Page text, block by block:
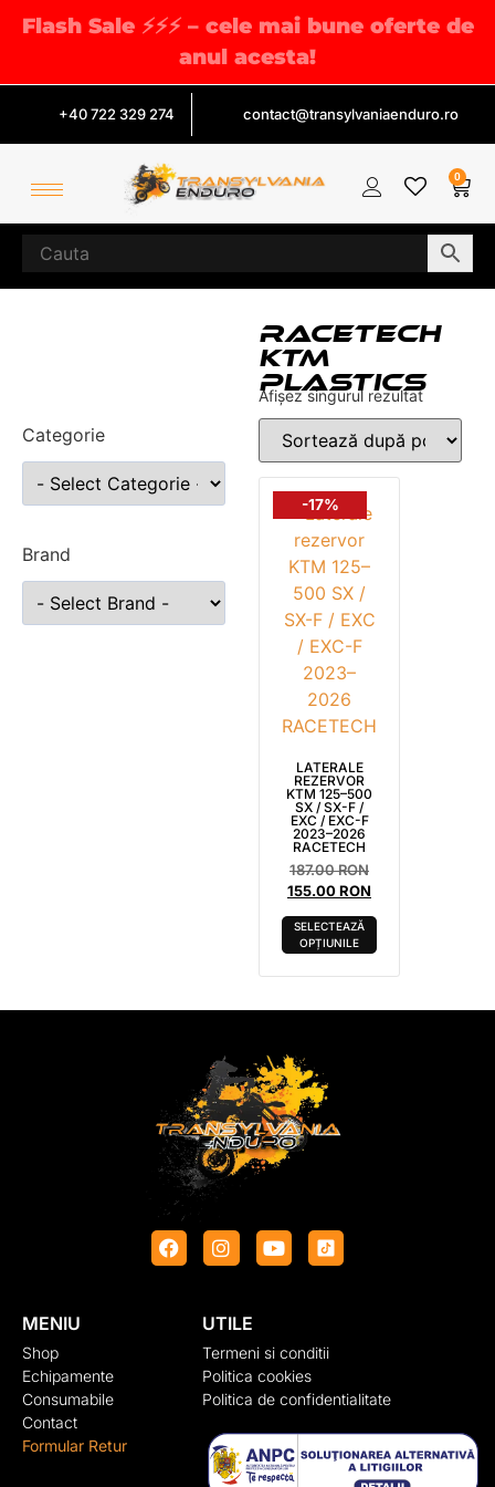
Flash Sale ⚡⚡⚡ – cele mai bune oferte de
anul acesta!
+40 722 329 274 contact@transylvaniaenduro.ro
0
Categorie
Brand
RACETECH
KTM
PLASTICS
Afișez singurul rezultat
-17%
LATERALE
REZERVOR
KTM 125–500
SX / SX-F /
EXC / EXC-F
2023–2026
RACETECH
187.00RON
155.00RON
SELECTEAZĂ
OPȚIUNILE
MENIU
Shop
Echipamente
Consumabile
Contact
Formular Retur
UTILE
Termeni si conditii
Politica cookies
Politica de confidentialitate